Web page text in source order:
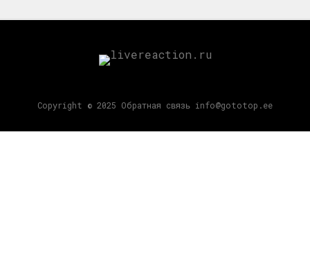
Copyright © 2025 Обратная связь info@gototop.ee